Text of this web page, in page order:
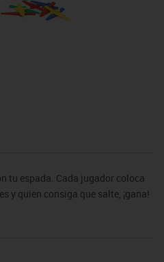
tu espada. Cada jugador coloca
y quien consiga que salte, ¡gana!